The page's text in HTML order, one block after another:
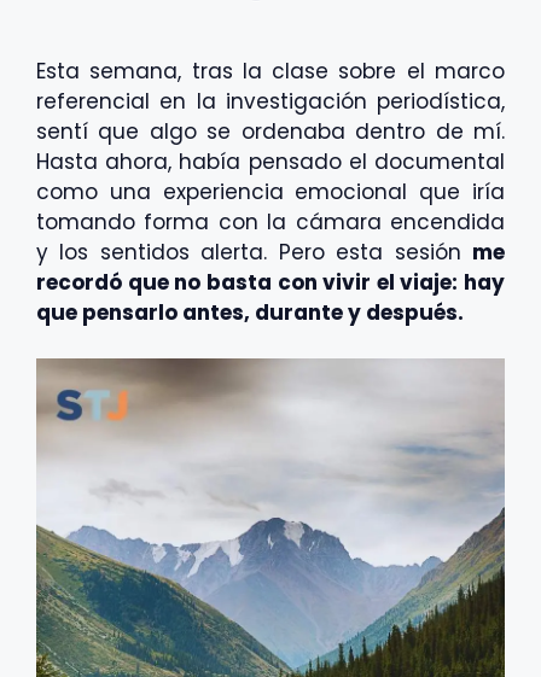
Esta semana, tras la clase sobre el marco
referencial en la investigación periodística,
sentí que algo se ordenaba dentro de mí.
Hasta ahora, había pensado el documental
como una experiencia emocional que iría
tomando forma con la cámara encendida
y los sentidos alerta. Pero esta sesión me
recordó que no basta con vivir el viaje: hay
que pensarlo antes, durante y después.